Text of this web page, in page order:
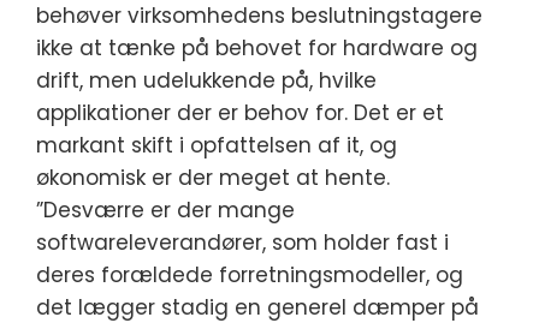
behøver virksomhedens beslutningstagere
ikke at tænke på behovet for hardware og
drift, men udelukkende på, hvilke
applikationer der er behov for. Det er et
markant skift i opfattelsen af it, og
økonomisk er der meget at hente.
”Desværre er der mange
softwareleverandører, som holder fast i
deres forældede forretningsmodeller, og
det lægger stadig en generel dæmper på